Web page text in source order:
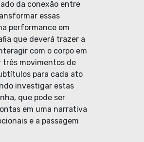
da conexão entre
essas
performance em
que deverá trazer a
com o corpo em
três movimentos de
para cada ato
investigar estas
que pode ser
em uma narrativa
e a passagem